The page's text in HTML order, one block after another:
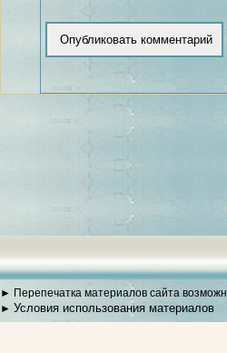
► Перепечатка материалов сайта
► Условия использования материалов